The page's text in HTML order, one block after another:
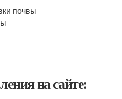
почвы
на сайте: